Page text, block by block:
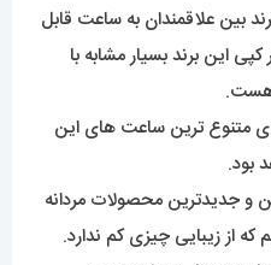
بین علاقمندان به ساعت قابل
این برند بسیار مشابه با
هست.
ی متنوع ترین ساعت های این
بود.
و جدیدترین محصولات مردانه
که از زیبایی چیزی کم ندارد.